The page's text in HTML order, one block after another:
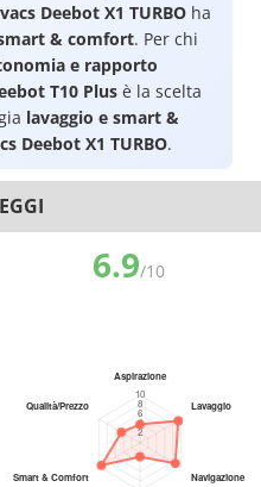
Deebot X1 TURBOha
& comfort. Per chi
e rapporto
T10 Plus è la scelta
lavaggio e smart &
Deebot X1 TURBO.
6.9/10